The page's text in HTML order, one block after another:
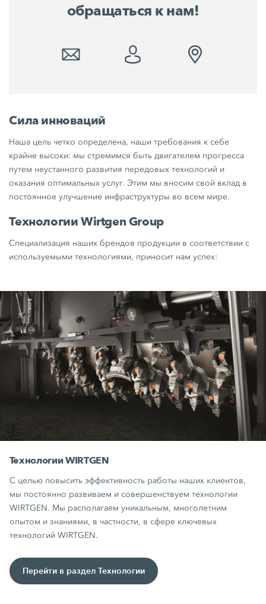
обращаться к нам!
Сила инноваций
Наша цель четко определена, наши требования к себе
крайне высоки: мы стремимся быть двигателем прогресса
путем неустанного развития передовых технологий и
оказания оптимальных услуг. Этим мы вносим свой вклад в
постоянное улучшение инфраструктуры во всем мире.
Технологии Wirtgen Group
Специализация наших брендов продукции в соответствии с
используемыми технологиями, приносит нам успех:
Технологии WIRTGEN
С целью повысить эффективность работы наших клиентов,
мы постоянно развиваем и совершенствуем технологии
WIRTGEN. Мы располагаем уникальным, многолетним
опытом и знаниями, в частности, в сфере ключевых
технологий WIRTGEN.
Перейти в раздел Технологии